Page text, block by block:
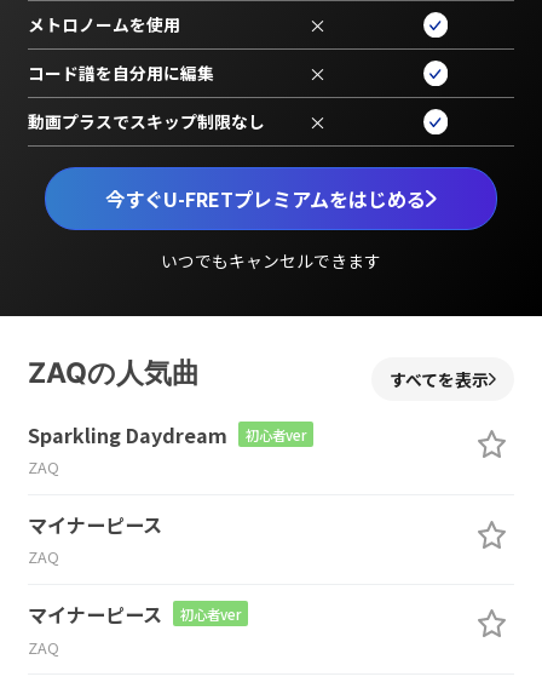
今すぐU-FRETプレミアムをはじめる
いつでもキャンセルできます
メトロノームを使用 ×
コード譜を自分用に編集 ×
動画プラスでスキップ制限なし ×
ZAQの人気曲 すべてを表示
Sparkling Daydream 初心者ver
ZAQ
マイナーピース
ZAQ
マイナーピース 初心者ver
ZAQ